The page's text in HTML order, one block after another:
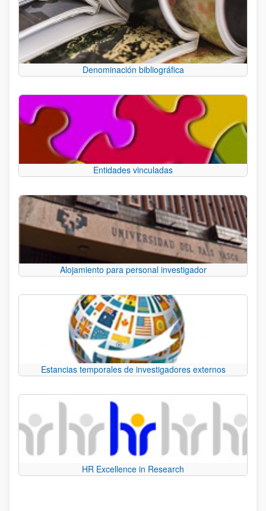
Denominación bibliográfica
Entidades vinculadas
Alojamiento para personal investigador
Estancias temporales de investigadores externos
HR Excellence in Research